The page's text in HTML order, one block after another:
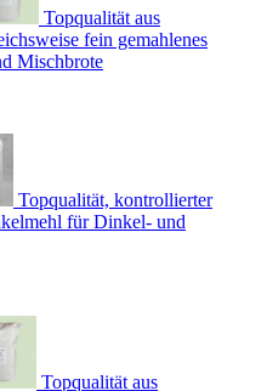
Topqualität aus
fein gemahlenes
Mischbrote
Topqualität, kontrollierter
für Dinkel- und
Topqualität aus